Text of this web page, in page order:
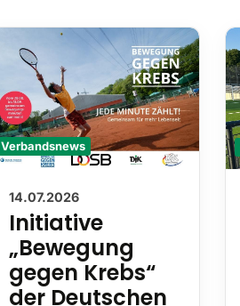
Verbandsnews
14.07.2026
Initiative
„Bewegung
gegen Krebs“
der Deutschen